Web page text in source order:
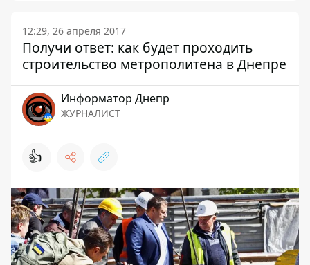
12:29, 26 апреля 2017
Получи ответ: как будет проходить
строительство метрополитена в Днепре
Информатор Днепр
ЖУРНАЛИСТ
👍